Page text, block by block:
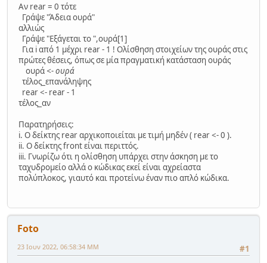
Αν rear = 0 τότε
Γράψε "Άδεια ουρά"
αλλιώς
Γράψε "Εξάγεται το ",ουρά[1]
Για i από 1 μέχρι rear - 1 ! Ολίσθηση στοιχείων της ουράς στις
πρώτες θέσεις, όπως σε μία πραγματική κατάσταση ουράς
ουρά <- ουρά
τέλος_επανάληψης
rear <- rear - 1
τέλος_αν
Παρατηρήσεις:
i. Ο δείκτης rear αρχικοποιείται με τιμή μηδέν ( rear <- 0 ).
ii. Ο δείκτης front είναι περιττός.
iii. Γνωρίζω ότι η ολίσθηση υπάρχει στην άσκηση με το
ταχυδρομείο αλλά ο κώδικας εκεί είναι αχρείαστα
πολύπλοκος, γιαυτό και προτείνω έναν πιο απλό κώδικα.
Foto
#1
23 Ιουν 2022, 06:58:34 ΜΜ